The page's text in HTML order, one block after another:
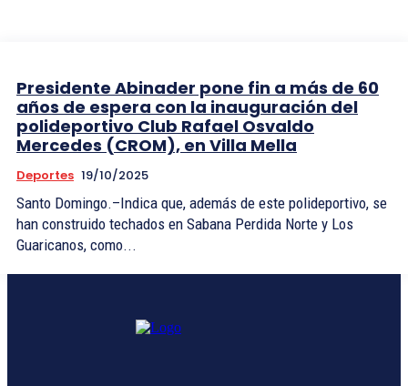
Presidente Abinader pone fin a más de 60
años de espera con la inauguración del
polideportivo Club Rafael Osvaldo
Mercedes (CROM), en Villa Mella
Deportes 19/10/2025
Santo Domingo.–Indica que, además de este polideportivo, se
han construido techados en Sabana Perdida Norte y Los
Guaricanos, como...